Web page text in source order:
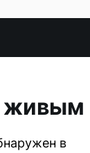
живым
в